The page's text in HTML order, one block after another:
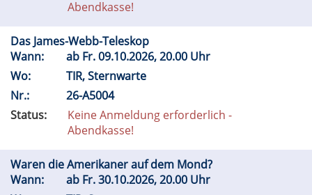
Abendkasse!
Das James-Webb-Teleskop
Wann:
ab Fr.09.10.2026, 20.00 Uhr
Wo:
TIR, Sternwarte
Nr.:
26-A5004
Status:
Keine Anmeldung erforderlich -
Abendkasse!
Waren die Amerikaner auf dem Mond?
Wann:
ab Fr.30.10.2026, 20.00 Uhr